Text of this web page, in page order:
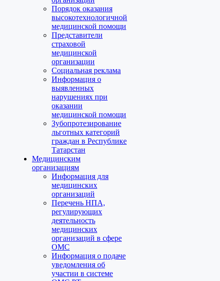
Порядок оказания
высокотехнологичной
медицинской помощи
Представители
страховой
медицинской
организации
Социальная реклама
Информация о
выявленных
нарушениях при
оказании
медицинской помощи
Зубопротезирование
льготных категорий
граждан в Республике
Татарстан
Медицинским
организациям
Информация для
медицинских
организаций
Перечень НПА,
регулирующих
деятельность
медицинских
организаций в сфере
ОМС
Информация о подаче
уведомления об
участии в системе